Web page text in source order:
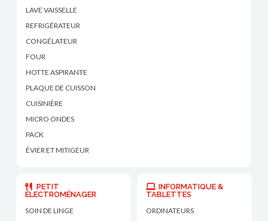
LAVE VAISSELLE
REFRIGÉRATEUR
CONGÉLATEUR
FOUR
HOTTE ASPIRANTE
PLAQUE DE CUISSON
CUISINIÈRE
MICRO ONDES
PACK
ÉVIER ET MITIGEUR
PETIT
ÉLECTROMÉNAGER
SOIN DE LINGE
INFORMATIQUE &
TABLETTES
ORDINATEURS